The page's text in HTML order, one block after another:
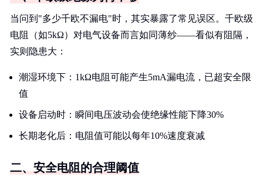
当问到"多少千欧不漏电"时，其实暴露了常见误区。千欧级
电阻（如5kΩ）对电气设备而言如同薄纱——看似有阻隔，
实则隐患大：
潮湿环境下：1kΩ电阻可能产生5mA漏电流，已超安全限
值
设备启动时：瞬间电压波动会使绝缘性能下降30%
长期老化后：电阻值可能以每年10%速度衰减
二、安全电阻的合理阈值